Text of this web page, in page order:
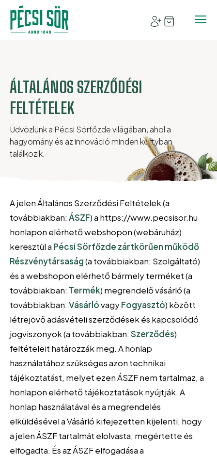
ÁLTALÁNOS SZERZŐDÉSI
FELTÉTELEK
Üdvözlünk a Pécsi Sörfőzde világában, ahol a
hagyomány és az innováció minden kortyban
találkozik.
A jelen Általános Szerződési Feltételek (a
továbbiakban:ÁSZF) a https://www.pecsisor.hu
honlapon elérhető webshopon (webáruház)
keresztül a Pécsi Sörfőzde zártkörűen működő
Részvénytársaság(a továbbiakban: Szolgáltató)
és a webshopon elérhető bármely terméket (a
továbbiakban: Termék) megrendelő vásárló (a
továbbiakban:VásárlóvagyFogyasztó) között
létrejövő adásvételi szerződések és kapcsolódó
jogviszonyok (a továbbiakban:Szerződés)
feltételeit határozzák meg. A honlap
használatához szükséges azon technikai
tájékoztatást, melyet ezen ÁSZF nem tartalmaz, a
honlapon elérhető tájékoztatások nyújtják. A
honlap használatával és a megrendelés
elküldésével a Vásárló kifejezetten kijelenti, hogy
a jelen ÁSZF tartalmát elolvasta, megértette és
elfogadta. És az ÁSZF elfogadása a